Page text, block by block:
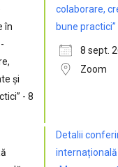
colaborare,
bune practici”
8 sept.
Zoom
Detalii
internațională